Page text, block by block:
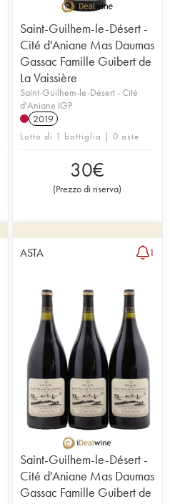
Saint-Guilhem-le-Désert -
Cité d'Aniane Mas Daumas
Gassac Famille Guibert de
La Vaissière
Saint-Guilhem-le-Désert - Cité
d'Aniane IGP
2019
Lotto di 1 bottiglia | 0 aste
30€
(Prezzo di riserva)
ASTA 1
Saint-Guilhem-le-Désert -
Cité d'Aniane Mas Daumas
Gassac Famille Guibert de